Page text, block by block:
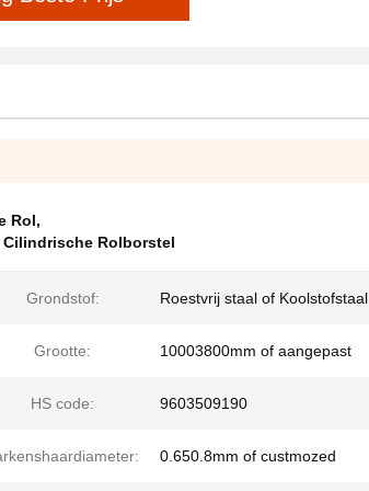
Rol,
Cilindrische Rolborstel
Grondstof: Roestvrij staal of Koolstofstaal
Grootte: 10003800mm of aangepast
HS code: 9603509190
0.650.8mm of custmozed